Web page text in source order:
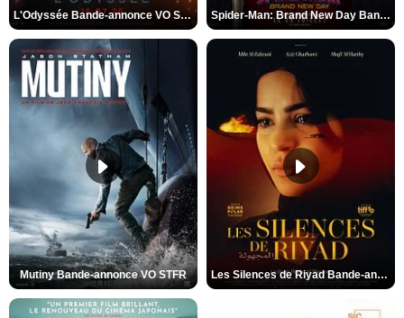
L'Odyssée Bande-annonce VO STFR Spider-Man: Brand New Day Bande-annonce VO STFR
Mutiny Bande-annonce VO STFR Les Silences de Riyad Bande-annonce VO STFR